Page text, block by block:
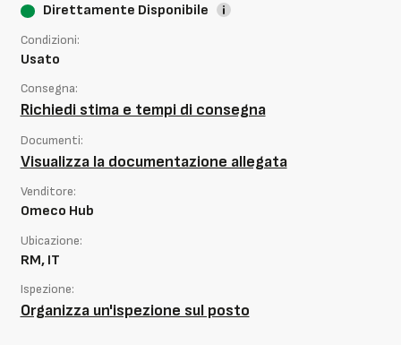
Direttamente Disponibile
Condizioni:
Usato
Consegna:
Richiedi stima e tempi di consegna
Documenti:
Visualizza la documentazione allegata
Venditore:
Omeco Hub
Ubicazione:
RM, IT
Ispezione:
Organizza un'ispezione sul posto